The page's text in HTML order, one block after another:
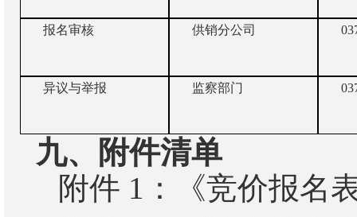
报名审核 供销分公司
异议与举报 监察部门
九、附件清单
附件 1：《竞价报名